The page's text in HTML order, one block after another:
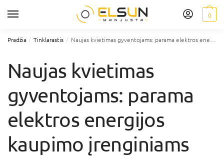
0
Pradžia / Tinklarastis / Naujas kvietimas gyventojams: parama elektros energijos kaupimo įrenginiams
Naujas kvietimas
gyventojams: parama
elektros energijos
kaupimo įrenginiams